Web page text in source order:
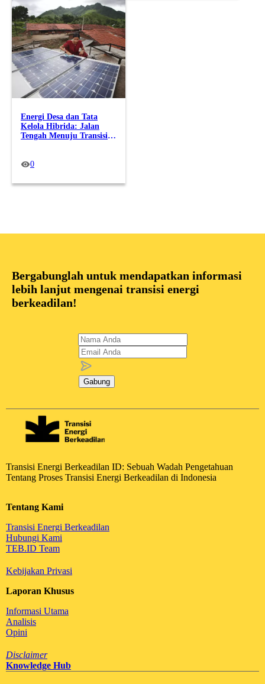
Energi Desa dan Tata
Kelola Hibrida: Jalan
Tengah Menuju Transisi
0
Bergabunglah untuk mendapatkan informasi
lebih lanjut mengenai transisi energi
berkeadilan!
Gabung
Transisi Energi Berkeadilan ID: Sebuah Wadah Pengetahuan
Tentang Proses Transisi Energi Berkeadilan di Indonesia
Tentang Kami
Transisi Energi Berkeadilan
Hubungi Kami
TEB.ID Team
Kebijakan Privasi
Laporan Khusus
Informasi Utama
Analisis
Opini
Disclaimer
Knowledge Hub